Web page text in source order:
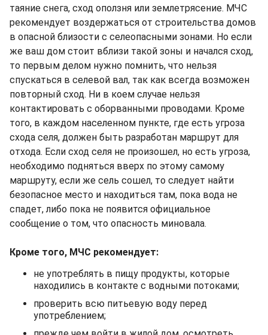
таяние снега, сход оползня или землетрясение. МЧС
рекомендует воздержаться от строительства домов
в опасной близости с селеопасными зонами. Но если
же ваш дом стоит вблизи такой зоны и начался сход,
то первым делом нужно помнить, что нельзя
спускаться в селевой вал, так как всегда возможен
повторный сход. Ни в коем случае нельзя
контактировать с оборванными проводами. Кроме
того, в каждом населенном пункте, где есть угроза
схода селя, должен быть разработан маршрут для
отхода. Если сход селя не произошел, но есть угроза,
необходимо подняться вверх по этому самому
маршруту, если же сель сошел, то следует найти
безопасное место и находиться там, пока вода не
спадет, либо пока не появится официальное
сообщение о том, что опасность миновала.
Кроме того, МЧС рекомендует:
не употреблять в пищу продукты, которые
находились в контакте с водными потоками;
проверить всю питьевую воду перед
употреблением;